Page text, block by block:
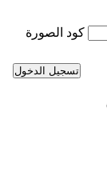
كود الصورة
تسجيل الدخول